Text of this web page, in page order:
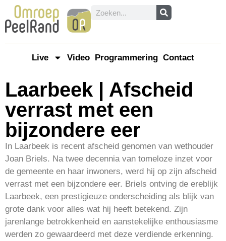
Live Video Programmering Contact
Laarbeek | Afscheid
verrast met een
bijzondere eer
In Laarbeek is recent afscheid genomen van wethouder
Joan Briels. Na twee decennia van tomeloze inzet voor
de gemeente en haar inwoners, werd hij op zijn afscheid
verrast met een bijzondere eer. Briels ontving de ereblijk
Laarbeek, een prestigieuze onderscheiding als blijk van
grote dank voor alles wat hij heeft betekend. Zijn
jarenlange betrokkenheid en aanstekelijke enthousiasme
werden zo gewaardeerd met deze verdiende erkenning.